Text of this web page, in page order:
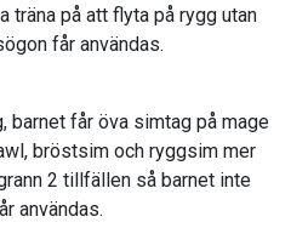
träna på att flyta på rygg utan
får användas.
barnet får öva simtag på mage
bröstsim och ryggsim mer
2 tillfällen så barnet inte
användas.